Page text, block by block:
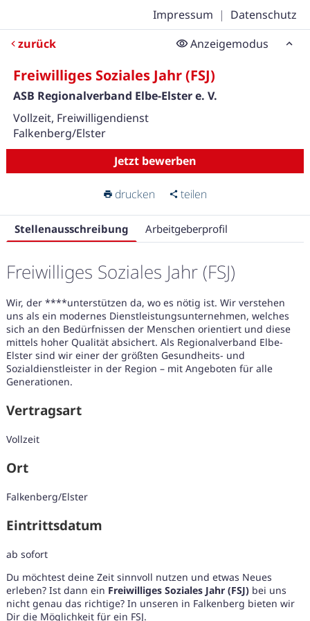
Impressum | Datenschutz
zurück
Anzeigemodus
Freiwilliges Soziales Jahr (FSJ)
ASB Regionalverband Elbe-Elster e. V.
Vollzeit, Freiwilligendienst
Falkenberg/Elster
Jetzt bewerben
drucken teilen
Stellenausschreibung Arbeitgeberprofil
Freiwilliges Soziales Jahr (FSJ)
Wir, der ****unterstützen da, wo es nötig ist. Wir verstehen
uns als ein modernes Dienstleistungsunternehmen, welches
sich an den Bedürfnissen der Menschen orientiert und diese
mittels hoher Qualität absichert. Als Regionalverband Elbe-
Elster sind wir einer der größten Gesundheits- und
Sozialdienstleister in der Region – mit Angeboten für alle
Generationen.
Vertragsart
Vollzeit
Ort
Falkenberg/Elster
Eintrittsdatum
ab sofort
Du möchtest deine Zeit sinnvoll nutzen und etwas Neues
erleben? Ist dann ein Freiwilliges Soziales Jahr (FSJ)bei uns
nicht genau das richtige? In unseren in Falkenberg bieten wir
Dir die Möglichkeit für ein FSJ.
Karte anzeigen